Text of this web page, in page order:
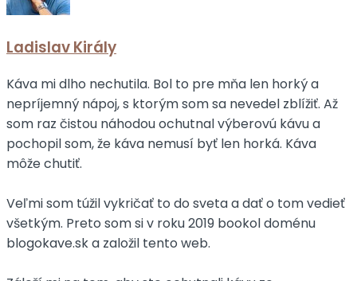
Ladislav Király
Káva mi dlho nechutila. Bol to pre mňa len horký a
nepríjemný nápoj, s ktorým som sa nevedel zblížiť. Až
som raz čistou náhodou ochutnal výberovú kávu a
pochopil som, že káva nemusí byť len horká. Káva
môže chutiť.
Veľmi som túžil vykričať to do sveta a dať o tom vedieť
všetkým. Preto som si v roku 2019 bookol doménu
blogokave.sk a založil tento web.